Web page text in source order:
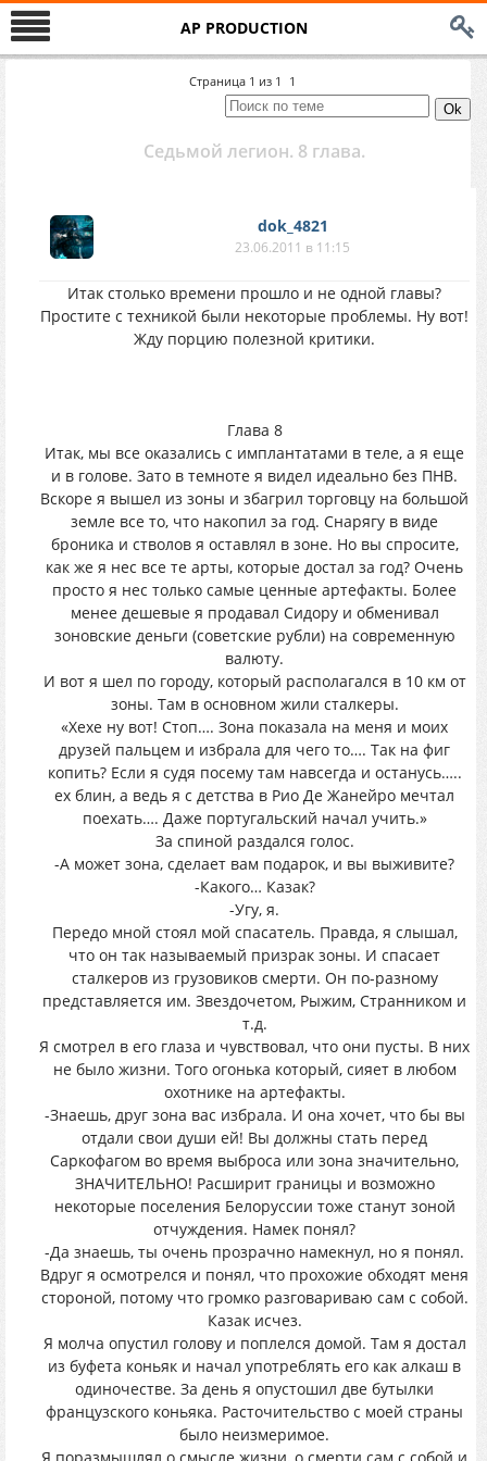
AP PRODUCTION
Страница 1 из 1 1
Седьмой легион. 8 глава.
dok_4821
23.06.2011 в 11:15
Итак столько времени прошло и не одной главы?
Простите с техникой были некоторые проблемы. Ну вот!
Жду порцию полезной критики.
Глава 8
Итак, мы все оказались с имплантатами в теле, а я еще
и в голове. Зато в темноте я видел идеально без ПНВ.
Вскоре я вышел из зоны и збагрил торговцу на большой
земле все то, что накопил за год. Снарягу в виде
броника и стволов я оставлял в зоне. Но вы спросите,
как же я нес все те арты, которые достал за год? Очень
просто я нес только самые ценные артефакты. Более
менее дешевые я продавал Сидору и обменивал
зоновские деньги (советские рубли) на современную
валюту.
И вот я шел по городу, который располагался в 10 км от
зоны. Там в основном жили сталкеры.
«Хехе ну вот! Стоп…. Зона показала на меня и моих
друзей пальцем и избрала для чего то…. Так на фиг
копить? Если я судя посему там навсегда и останусь…..
ех блин, а ведь я с детства в Рио Де Жанейро мечтал
поехать…. Даже португальский начал учить.»
За спиной раздался голос.
-А может зона, сделает вам подарок, и вы выживите?
-Какого… Казак?
-Угу, я.
Передо мной стоял мой спасатель. Правда, я слышал,
что он так называемый призрак зоны. И спасает
сталкеров из грузовиков смерти. Он по-разному
представляется им. Звездочетом, Рыжим, Странником и
т.д.
Я смотрел в его глаза и чувствовал, что они пусты. В них
не было жизни. Того огонька который, сияет в любом
охотнике на артефакты.
-Знаешь, друг зона вас избрала. И она хочет, что бы вы
отдали свои души ей! Вы должны стать перед
Саркофагом во время выброса или зона значительно,
ЗНАЧИТЕЛЬНО! Расширит границы и возможно
некоторые поселения Белоруссии тоже станут зоной
отчуждения. Намек понял?
-Да знаешь, ты очень прозрачно намекнул, но я понял.
Вдруг я осмотрелся и понял, что прохожие обходят меня
стороной, потому что громко разговариваю сам с собой.
Казак исчез.
Я молча опустил голову и поплелся домой. Там я достал
из буфета коньяк и начал употреблять его как алкаш в
одиночестве. За день я опустошил две бутылки
французского коньяка. Расточительство с моей страны
было неизмеримое.